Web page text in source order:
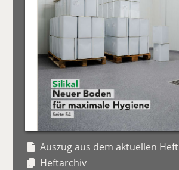
Auszug aus dem aktuellen Heft
Heftarchiv